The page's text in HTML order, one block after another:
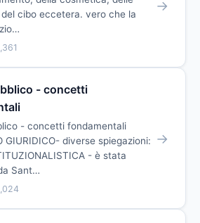
cibo eccetera. vero che la
→
- concetti
- concetti fondamentali
GIURIDICO- diverse spiegazioni:
- è stata
Sant…
→